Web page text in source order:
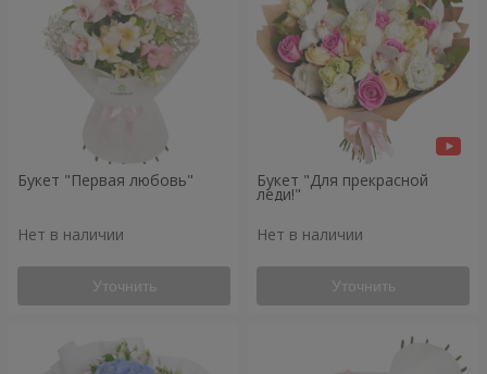
Букет "Первая любовь"
Нет в наличии
Уточнить
Букет "Для прекрасной
леди!"
Нет в наличии
Уточнить